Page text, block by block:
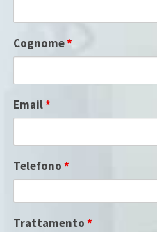
Cognome*
Email*
Telefono*
Trattamento*